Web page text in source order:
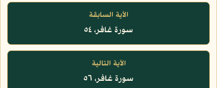
الآية السابقة
سورة غافر، ٥٤
الآية التالية
سورة غافر، ٥٦